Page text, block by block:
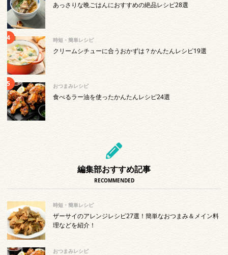
あっさりな晩ごはんにおすすめの絶品レシピ28選
時短・簡単レシピ
クリームシチューに合うおかずは？かんたんレシピ19選
おつまみレシピ
食べるラー油を使ったかんたんレシピ24選
編集部おすすめ記事
RECOMMENDED
時短・簡単レシピ
ザーサイのアレンジレシピ27選！簡単なおつまみ＆メイン料
理などを紹介！
おつまみレシピ